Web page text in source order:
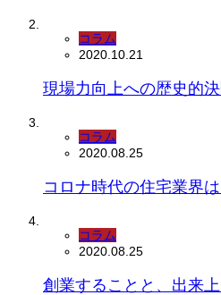
コラム
2020.10.21
現場力向上への歴史的
コラム
2020.08.25
コロナ時代の住宅業界
コラム
2020.08.25
創業することと、出来